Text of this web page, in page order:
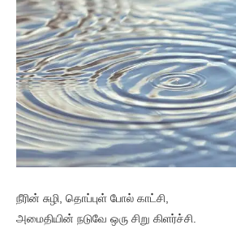
நீரின் சுழி, தொப்புள் போல் காட்சி,
அமைதியின் நடுவே ஒரு சிறு கிளர்ச்சி.